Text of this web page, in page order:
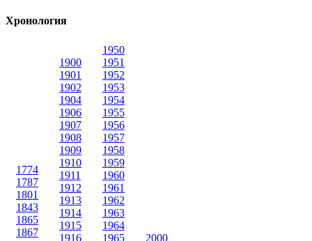
Хронология
1774
1787
1801
1843
1865
1867
1900
1901
1902
1904
1906
1907
1908
1909
1910
1911
1912
1913
1914
1915
1916
1950
1951
1952
1953
1954
1955
1956
1957
1958
1959
1960
1961
1962
1963
1964
1965
2000